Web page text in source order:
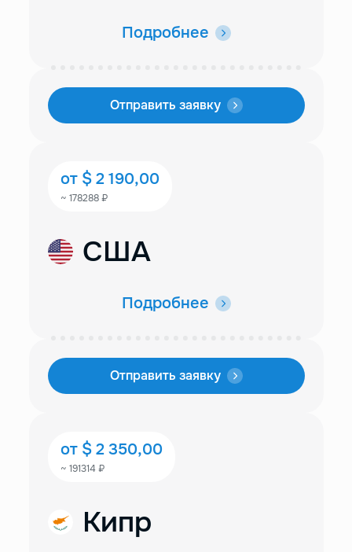
Подробнее
Отправить заявку
от $ 2 190,00
~ 178288 ₽
США
Подробнее
Отправить заявку
от $ 2 350,00
~ 191314 ₽
Кипр